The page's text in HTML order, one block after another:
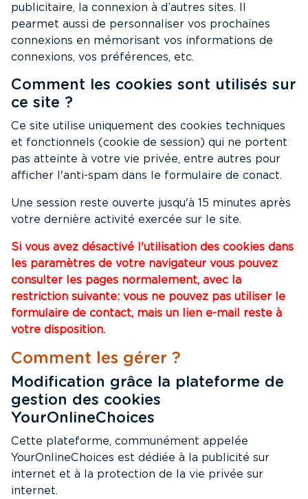
publicitaire, la connexion à d’autres sites. Il
pearmet aussi de personnaliser vos prochaines
connexions en mémorisant vos informations de
connexions, vos préférences, etc.
Comment les cookies sont utilisés sur
ce site ?
Ce site utilise uniquement des cookies techniques
et fonctionnels (cookie de session) qui ne portent
pas atteinte à votre vie privée, entre autres pour
afficher l'anti-spam dans le formulaire de conact.
Une session reste ouverte jusqu'à 15 minutes après
votre dernière activité exercée sur le site.
Si vous avez désactivé l'utilisation des cookies dans
les paramètres de votre navigateur vous pouvez
consulter les pages normalement, avec la
restriction suivante : vous ne pouvez pas utiliser le
formulaire de contact, mais un lien e-mail reste à
votre disposition.
Comment les gérer ?
Modification grâce la plateforme de
gestion des cookies
YourOnlineChoices
Cette plateforme, communément appelée
YourOnlineChoices est dédiée à la publicité sur
internet et à la protection de la vie privée sur
internet.